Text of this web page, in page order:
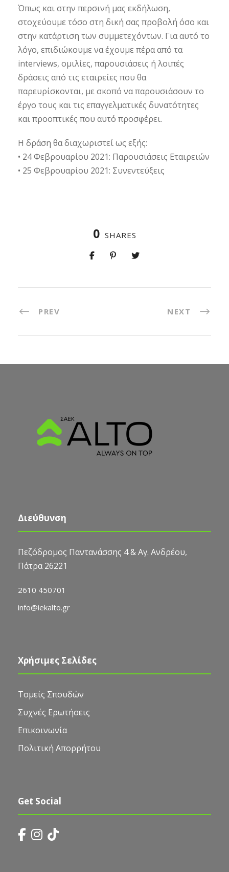
Όπως και στην περσινή μας εκδήλωση,
στοχεύουμε τόσο στη δική σας προβολή όσο και
στην κατάρτιση των συμμετεχόντων. Για αυτό το
λόγο, επιδιώκουμε να έχουμε πέρα από τα
interviews, ομιλίες, παρουσιάσεις ή λοιπές
δράσεις από τις εταιρείες που θα
παρευρίσκονται, με σκοπό να παρουσιάσουν το
έργο τους και τις επαγγελματικές δυνατότητες
και προοπτικές που αυτό προσφέρει.
Η δράση θα διαχωριστεί ως εξής:
• 24 Φεβρουαρίου 2021: Παρουσιάσεις Εταιρειών
• 25 Φεβρουαρίου 2021: Συνεντεύξεις
0 SHARES
PREV NEXT
Διεύθυνση
Πεζόδρομος Παντανάσσης 4 & Αγ. Ανδρέου,
Πάτρα 26221
2610 450701
info@iekalto.gr
Χρήσιμες Σελίδες
Τομείς Σπουδών
Συχνές Ερωτήσεις
Επικοινωνία
Πολιτική Απορρήτου
Get Social